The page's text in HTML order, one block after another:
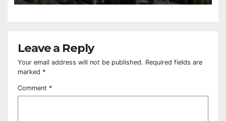
Leave a Reply
Your email address will not be published. Required fields are
marked *
Comment *